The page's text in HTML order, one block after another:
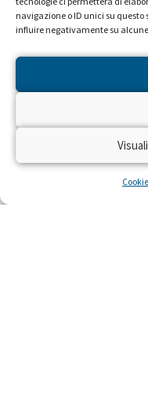
navigazione o ID unici su questo
influire negativamente su
NEWS
Sembra che non ci